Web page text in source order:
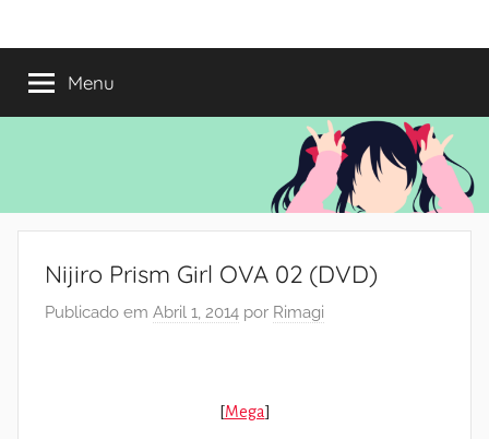
paraMundo
do
anos
a
romances
Menu
Nijiro Prism Girl OVA 02 (DVD)
Publicado em Abril 1, 2014 por Rimagi
[Mega]